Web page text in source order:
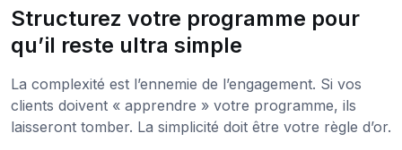
Structurez votre programme pour
qu’il reste ultra simple
La complexité est l’ennemie de l’engagement. Si vos
clients doivent « apprendre » votre programme, ils
laisseront tomber. La simplicité doit être votre règle d’or.